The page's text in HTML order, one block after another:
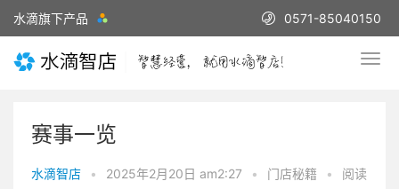
水滴旗下产品 0571-85040150
赛事一览
水滴智店 • 2025年2月20日 am2:27 • 门店秘籍 •
阅读